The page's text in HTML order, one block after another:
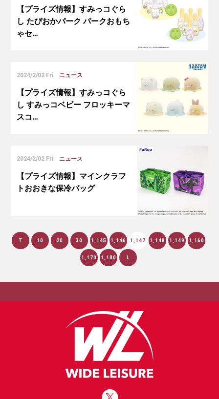
【プライズ情報】すみっコぐら
し たぴおかパーク パークおもち
ゃセ…
2024/2/02 Fri ニュース
【プライズ情報】すみっコぐら
し すみっコベビー フロッキーマ
スコ…
2024/2/02 Fri ニュース
【プライズ情報】マインクラフ
トおおきな保冷バッグ
T 10 20 30 1,145 1,146 1,147 1,148 1,149 1,160
1,170 1,180 L